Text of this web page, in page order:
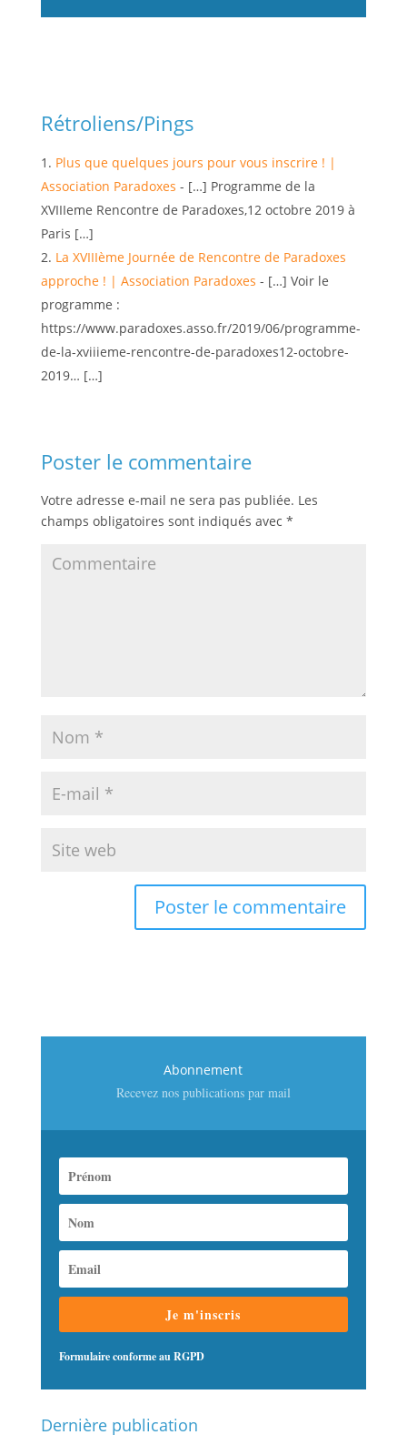
Rétroliens/Pings
Plus que quelques jours pour vous inscrire ! |
Association Paradoxes - […] Programme de la
XVIIIeme Rencontre de Paradoxes,12 octobre 2019 à
Paris […]
La XVIIIème Journée de Rencontre de Paradoxes
approche ! | Association Paradoxes - […] Voir le
programme :
https://www.paradoxes.asso.fr/2019/06/programme-
de-la-xviiieme-rencontre-de-paradoxes12-octobre-
2019… […]
Poster le commentaire
Votre adresse e-mail ne sera pas publiée. Les
champs obligatoires sont indiqués avec *
Abonnement
Recevez nos publications par mail
Je m'inscris
Formulaire conforme au RGPD
Dernière publication